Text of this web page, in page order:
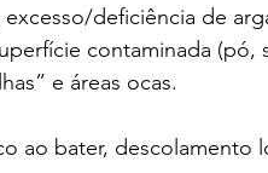
excesso/deficiência de
contaminada
e áreas ocas.
ao bater, descolamento